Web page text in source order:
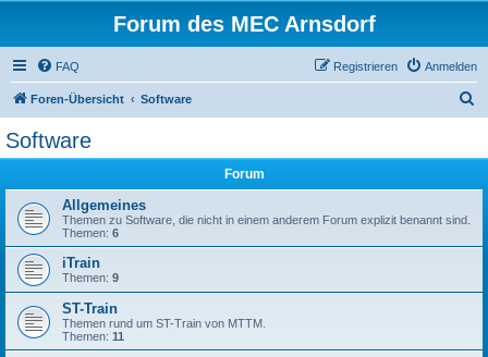
Forum des MEC Arnsdorf
FAQ Anmelden
Registrieren
Foren-Übersicht Software
Software
Forum
Allgemeines
Themen zu Software, die nicht in einem anderem Forum explizit benannt sind.
Themen: 6
iTrain
Themen: 9
ST-Train
Themen rund um ST-Train von MTTM.
Themen: 11